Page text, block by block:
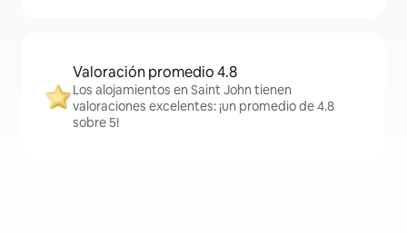
Valoración promedio 4.8
Los alojamientos en Saint John tienen
valoraciones excelentes: ¡un promedio de 4.8
sobre 5!